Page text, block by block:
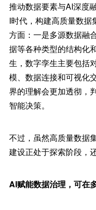
推动数据要素与AI深度
I时代，构建高质量数
方面：一是多源数据融
据等各种类型的结构化
生，数字孪生主要包括
模、数据连接和可视化
界的理解会更加透彻，
智能决策。
不过，虽然高质量数据
建设正处于探索阶段，
AI赋能数据治理，可在